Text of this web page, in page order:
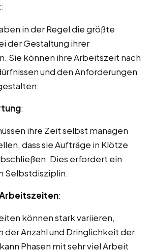
:
in der Regel die größte
der Gestaltung ihrer
Sie können ihre Arbeitszeit nach
und den Anforderungen
:
ihre Zeit selbst managen
dass sie Aufträge in Klötze
Dies erfordert ein
Selbstdisziplin.
:
können stark variieren,
der Anzahl und Dringlichkeit der
Phasen mit sehr viel Arbeit